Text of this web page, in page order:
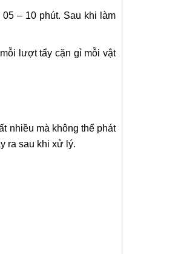
– 10 phút. Sau khi làm
lượt tẩy cặn gỉ mỗi vật
nhiều mà không thể phát
ra sau khi xử lý.